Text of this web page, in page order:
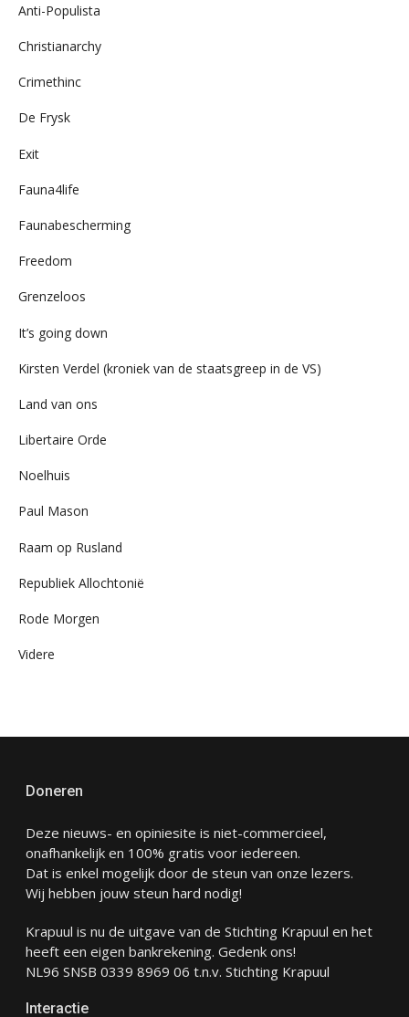
Anti-Populista
Christianarchy
Crimethinc
De Frysk
Exit
Fauna4life
Faunabescherming
Freedom
Grenzeloos
It’s going down
Kirsten Verdel (kroniek van de staatsgreep in de VS)
Land van ons
Libertaire Orde
Noelhuis
Paul Mason
Raam op Rusland
Republiek Allochtonië
Rode Morgen
Videre
Doneren
Deze nieuws- en opiniesite is niet-commercieel,
onafhankelijk en 100% gratis voor iedereen.
Dat is enkel mogelijk door de steun van onze lezers.
Wij hebben jouw steun hard nodig!
Krapuul is nu de uitgave van de Stichting Krapuul en het
heeft een eigen bankrekening. Gedenk ons!
NL96 SNSB 0339 8969 06 t.n.v. Stichting Krapuul
Interactie